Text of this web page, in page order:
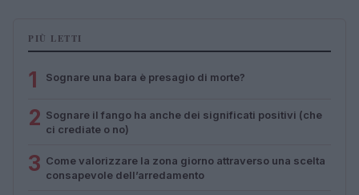
PIÙ LETTI
1 Sognare una bara è presagio di morte?
2 Sognare il fango ha anche dei significati positivi (che
ci crediate o no)
3 Come valorizzare la zona giorno attraverso una scelta
consapevole dell’arredamento